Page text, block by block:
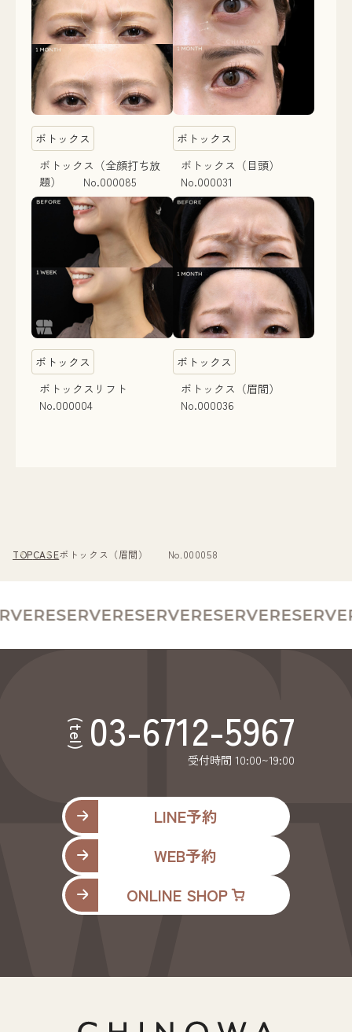
ボトックス
ボトックス（全顔打ち放
題） No.000085
ボトックス
ボトックス（目頭）
No.000031
ボトックス
ボトックスリフト
No.000004
ボトックス
ボトックス（眉間）
No.000036
TOPCASEボトックス（眉間） No.000058
RESERVERESERVERESERVERESERVE
(tel) 03-6712-5967
受付時間 10:00~19:00
LINE予約
WEB予約
ONLINE SHOP